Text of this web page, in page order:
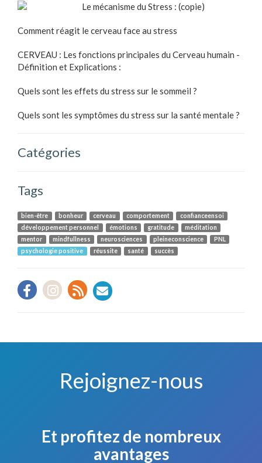
Le mécanisme du Stress : (copie)
Comment réagit le cerveau face au stress
CERVEAU : Les fonctions principales du Cerveau humain -
Définition et Explications :
Quels sont les effets du stress sur le sommeil ?
Quels sont les symptômes du stress sur la santé mentale ?
Catégories
Tags
bien-être bonheur cerveau comportement
confianceensoi
développement personnel
émotions gratitude
méditation
mentor
mindfullness neurosciences pleineconscience
PNL
psychologie positive
réussite santé succès
Rejoignez-nous
Et profitez de nombreux
avantages